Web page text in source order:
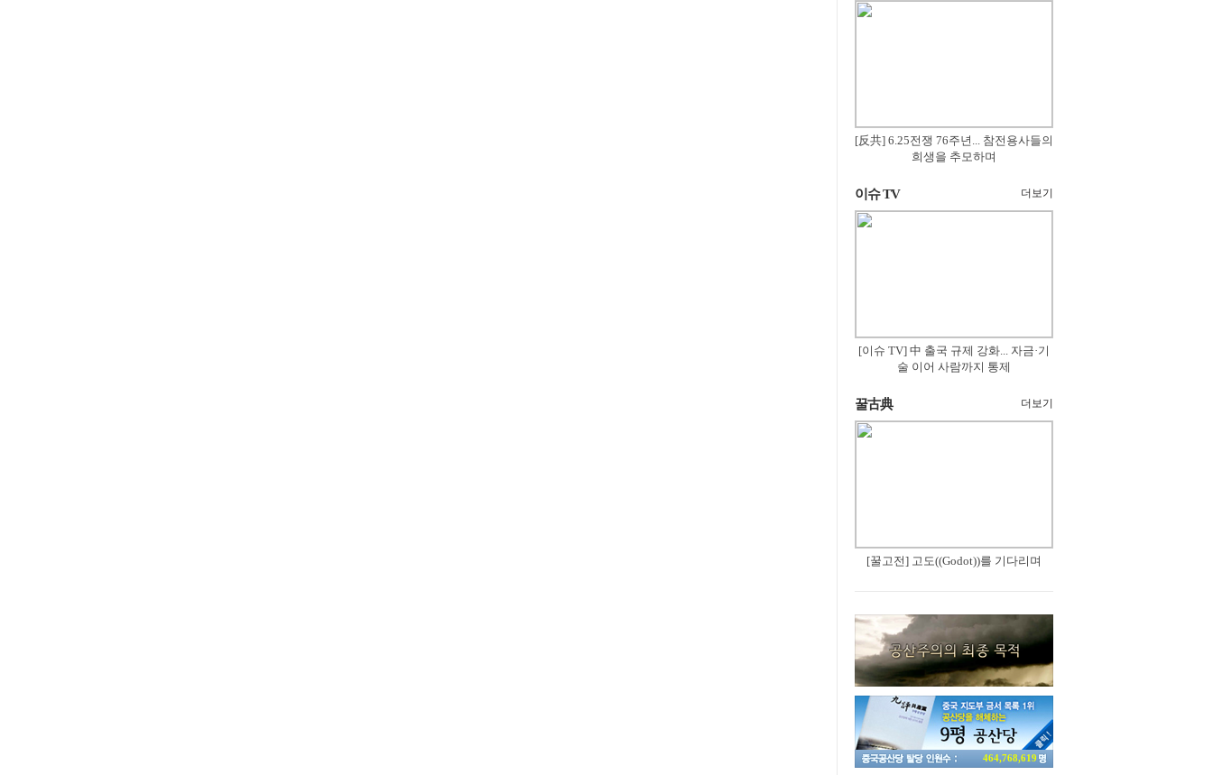
[反共] 6.25전쟁 76주년... 참전용사들의
희생을 추모하며
이슈 TV 더보기
[이슈 TV] 中 출국 규제 강화... 자금·기
술 이어 사람까지 통제
꿀古典 더보기
[꿀고전] 고도((Godot))를 기다리며
464,768,619